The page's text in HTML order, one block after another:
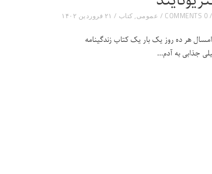
۲۱ فروردین ۱۴۰۲ عمومی, کتاب 0 COMMENTS
هر ده روز یک بار یک کتاب زندگینامه
جذابی به آدم